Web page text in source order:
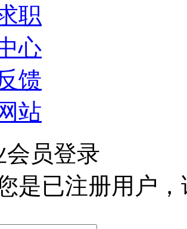
职
心
馈
站
会员登录
是已注册用户